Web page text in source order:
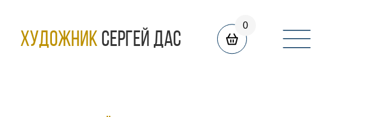
ХУДОЖНИК СЕРГЕЙ ДАС
0